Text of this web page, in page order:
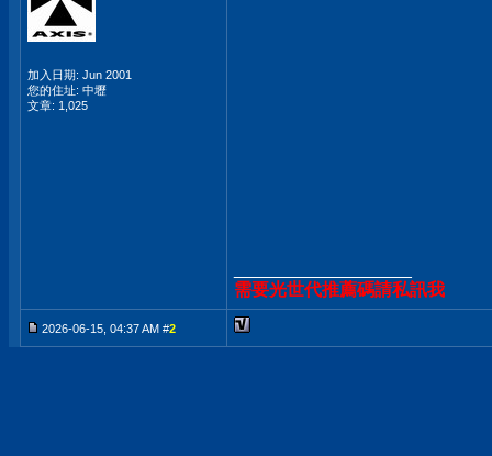
加入日期: Jun 2001
您的住址: 中壢
文章: 1,025
需要光世代推薦碼請私訊我
2026-06-15, 04:37 AM #2